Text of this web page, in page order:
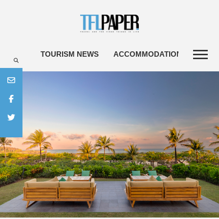
TOURISM NEWS ACCOMMODATIONS